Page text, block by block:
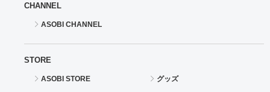
CHANNEL
ASOBI CHANNEL
STORE
ASOBI STORE グッズ